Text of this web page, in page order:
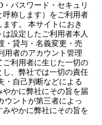
パスワード・セキュリ
称します）をご利用者
す。 本サイトにおき
設定したご利用者本人
・貸与・名義変更・売
用者のアカウント管理
利用者に生じた一切の
、弊社では一切の責任
・自己判断などによる
かに弊社にその旨を届
ウントが第三者によっ
やかに弊社にその旨を